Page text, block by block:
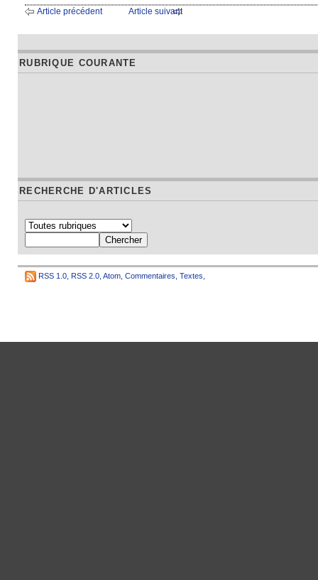
Article précédent Article suivant
RUBRIQUE COURANTE
RECHERCHE D'ARTICLES
RSS 1.0 RSS 2.0 Atom Commentaires Textes